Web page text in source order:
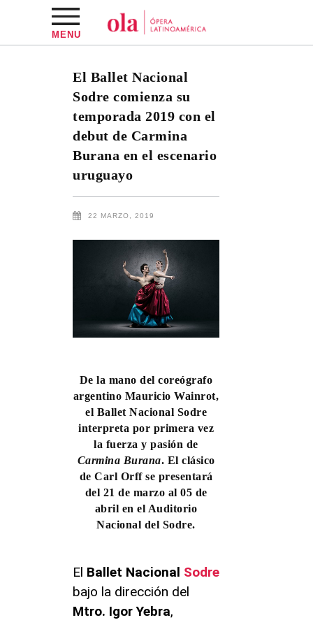
MENU
El Ballet Nacional
Sodre comienza su
temporada 2019 con el
debut de Carmina
Burana en el escenario
uruguayo
22 MARZO, 2019
De la mano del coreógrafo
argentino Mauricio Wainrot,
el Ballet Nacional Sodre
interpreta por primera vez
la fuerza y pasión de
Carmina Burana. El clásico
de Carl Orff se presentará
del 21 de marzo al 05 de
abril en el Auditorio
Nacional del Sodre.
El Ballet Nacional Sodre
bajo la dirección del
Mtro. Igor Yebra,